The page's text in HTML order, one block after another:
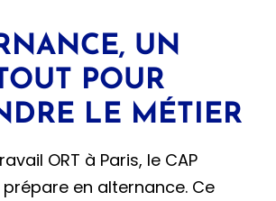
UN
POUR
LE MÉTIER
ORT à Paris, le CAP
prépare en alternance. Ce